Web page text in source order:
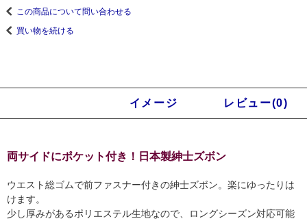
この商品について問い合わせる
買い物を続ける
イメージ レビュー(0)
両サイドにポケット付き！日本製紳士ズボン
ウエスト総ゴムで前ファスナー付きの紳士ズボン。楽にゆったりは
けます。
少し厚みがあるポリエステル生地なので、ロングシーズン対応可能